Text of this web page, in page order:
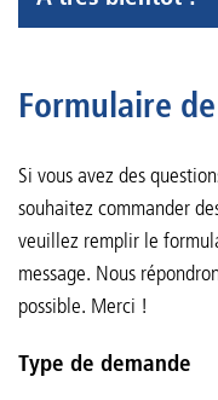
Formulaire
Si vous avez des
souhaitez commander
veuillez remplir le
message. Nous
possible. Merci !
Type de demande